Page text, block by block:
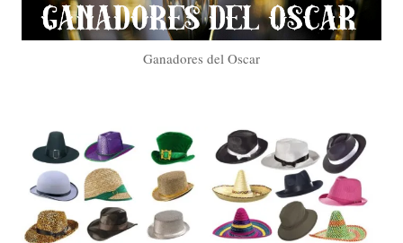
Ganadores del Oscar